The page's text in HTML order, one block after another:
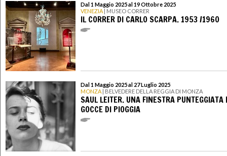
Dal 1 Maggio 2025 al 19 Ottobre 2025
VENEZIA | MUSEO CORRER
IL CORRER DI CARLO SCARPA. 1953 /1960
Dal 1 Maggio 2025 al 27 Luglio 2025
MONZA | BELVEDERE DELLA REGGIA DI MONZA
SAUL LEITER. UNA FINESTRA PUNTEGGIATA
GOCCE DI PIOGGIA